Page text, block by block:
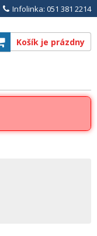
Infolinka: 051 381 2214
Košík je prázdny